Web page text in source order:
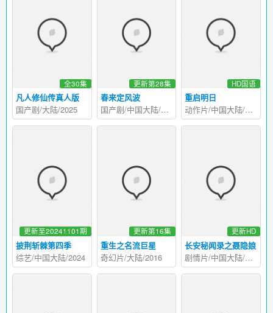
凡人修仙传真人版
全30集
国产剧/大陆/2025
春来定风波
更新第28集
国产剧/中国大陆/2025
重启明日
HD国语
动作片/中国大陆/2024
披荆斩棘第四季
更新至20241101期
综艺/中国大陆/2024
重生之名流巨星
更新第16集
奇幻片/大陆/2016
长安秘闻录之聂隐娘
更新HD
剧情片/中国大陆/2024